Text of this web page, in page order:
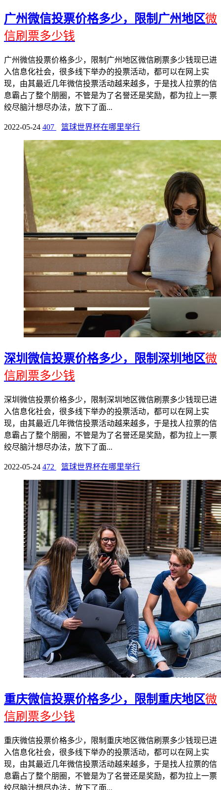
广州微信投票价格多少，限制广州地区微
信刷票多少钱
广州微信投票价格多少，限制广州地区微信刷票多少钱现已进
入信息化社会，很多线下举办的投票活动，都可以在网上实
现，由其最近几年微信投票活动越来越多，于是找人拉票的信
息霸占了整个朋圈，不管是为了名誉还是奖励，都为拉上一票
绞尽脑汁想尽办法，放下了面...
2022-05-24 407 篮球世界杯在哪里举行
深圳微信投票价格多少，限制深圳地区微
信刷票多少钱
深圳微信投票价格多少，限制深圳地区微信刷票多少钱现已进
入信息化社会，很多线下举办的投票活动，都可以在网上实
现，由其最近几年微信投票活动越来越多，于是找人拉票的信
息霸占了整个朋圈，不管是为了名誉还是奖励，都为拉上一票
绞尽脑汁想尽办法，放下了面...
2022-05-24 472 篮球世界杯在哪里举行
重庆微信投票价格多少，限制重庆地区微
信刷票多少钱
重庆微信投票价格多少，限制重庆地区微信刷票多少钱现已进
入信息化社会，很多线下举办的投票活动，都可以在网上实
现，由其最近几年微信投票活动越来越多，于是找人拉票的信
息霸占了整个朋圈，不管是为了名誉还是奖励，都为拉上一票
绞尽脑汁想尽办法，放下了面...